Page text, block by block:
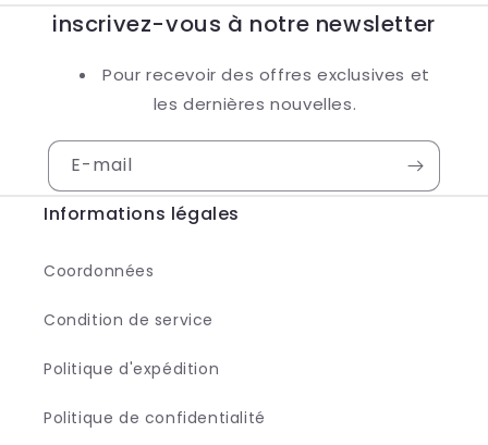
inscrivez-vous à notre newsletter
Pour recevoir des offres exclusives et
les dernières nouvelles.
E-mail
Informations légales
Coordonnées
Condition de service
Politique d'expédition
Politique de confidentialité